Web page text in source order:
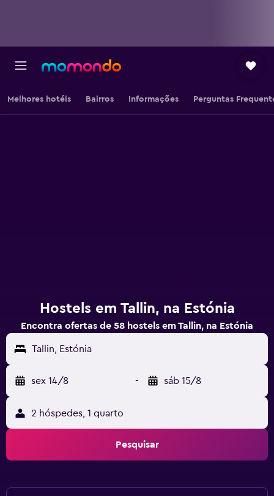
Melhores hotéis Bairros Informações Perguntas
Hostels em Tallin, na Estónia
Encontra ofertas de 58 hostels em Tallin, na Estónia
Tallin, Estónia
sex 14/8 - sáb 15/8
2 hóspedes, 1 quarto
Pesquisar